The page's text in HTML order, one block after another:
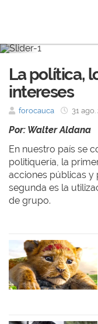
Previous
La política,
intereses
forocauca 31 ago.
Por: Walter Aldana
En nuestro país se
politiquería, la
acciones públicas y
segunda es la
de grupo.